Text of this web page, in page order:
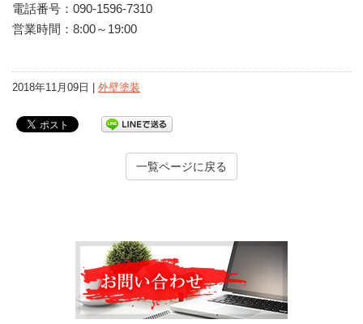
電話番号：090-1596-7310
営業時間：8:00～19:00
2018年11月09日 | 外壁塗装
一覧ページに戻る